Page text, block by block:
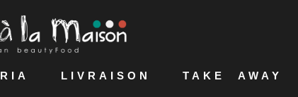
LIVRAISON TAKE AWAY